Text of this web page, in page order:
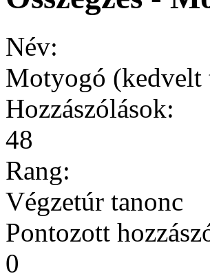
Név:
Motyogó (kedvelt
Hozzászólások:
48
Rang:
Végzetúr tanonc
Pontozott
0